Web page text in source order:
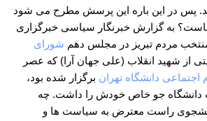
پس در این باره این پرسش مطرح می شود
به گزارش خبرنگار سیاسی خبرگزاری
مردم تبریز در مجلس دهم شورای
از شهید انقلاب (علی جهان آرا) که عصر
اجتماعی دانشگاه تهران برگزار شده بود،
دانشگاه جو خاص خودش را داشت. چه
راست معترض به سیاست ها و